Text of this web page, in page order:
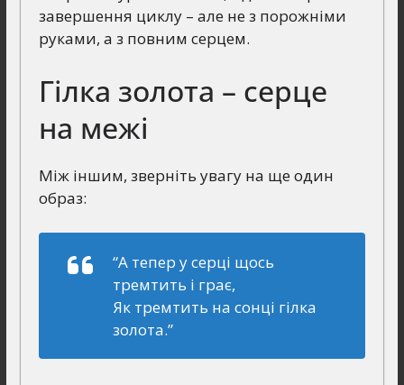
завершення циклу – але не з порожніми
руками, а з повним серцем.
Гілка золота – серце
на межі
Між іншим, зверніть увагу на ще один
образ:
“А тепер у серці щось
тремтить і грає,
Як тремтить на сонці гілка
золота.”